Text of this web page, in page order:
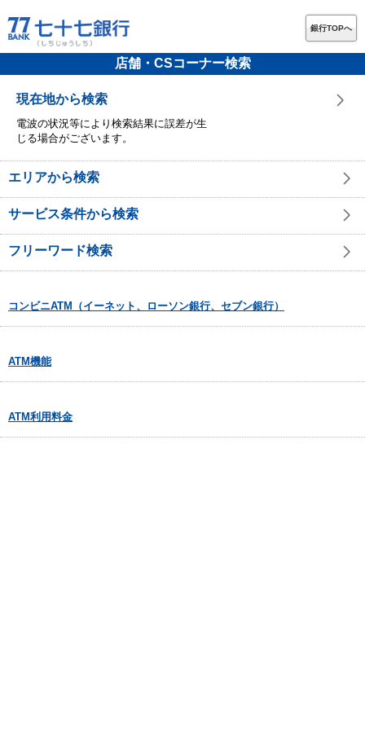
銀行TOPへ
店舗・CSコーナー検索
現在地から検索
電波の状況等により検索結果に誤差が生
じる場合がございます。
エリアから検索
サービス条件から検索
フリーワード検索
コンビニATM（イーネット、ローソン銀行、セブン銀行）
ATM機能
ATM利用料金